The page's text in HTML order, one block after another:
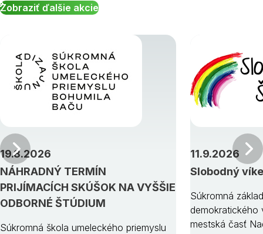
Zobraziť ďalšie akcie
NÁHRADNÝ TERMÍN
PRIJÍMACÍCH SKÚŠOK NA VYŠŠIE
ODBORNÉ ŠTÚDIUM
19.8.2026
Súkromná škola umeleckého priemyslu
Slobodný
11.9.2026
Súkromná
demokratického
mestská časť
Predchádzajúci